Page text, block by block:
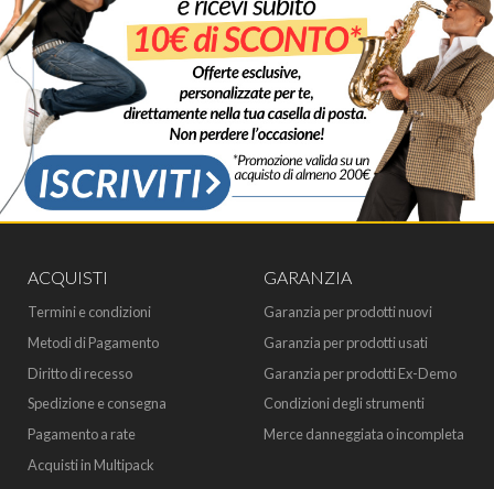
ACQUISTI
Termini e condizioni
Metodi di Pagamento
Diritto di recesso
Spedizione e consegna
Pagamento a rate
Acquisti in Multipack
GARANZIA
Garanzia per prodotti nuovi
Garanzia per prodotti usati
Garanzia per prodotti Ex-Demo
Condizioni degli strumenti
Merce danneggiata o incompleta